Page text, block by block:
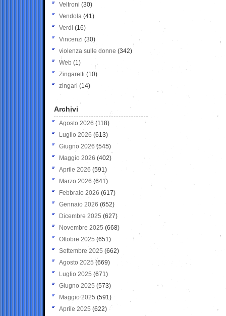
Veltroni (30)
Vendola (41)
Verdi (16)
Vincenzi (30)
violenza sulle donne (342)
Web (1)
Zingaretti (10)
zingari (14)
Archivi
Agosto 2026 (118)
Luglio 2026 (613)
Giugno 2026 (545)
Maggio 2026 (402)
Aprile 2026 (591)
Marzo 2026 (641)
Febbraio 2026 (617)
Gennaio 2026 (652)
Dicembre 2025 (627)
Novembre 2025 (668)
Ottobre 2025 (651)
Settembre 2025 (662)
Agosto 2025 (669)
Luglio 2025 (671)
Giugno 2025 (573)
Maggio 2025 (591)
Aprile 2025 (622)